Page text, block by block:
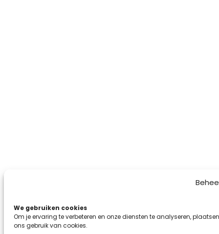
We gebruiken cookies
Om je ervaring te verbeteren en onze diensten te analyseren,
ons gebruik van cookies.